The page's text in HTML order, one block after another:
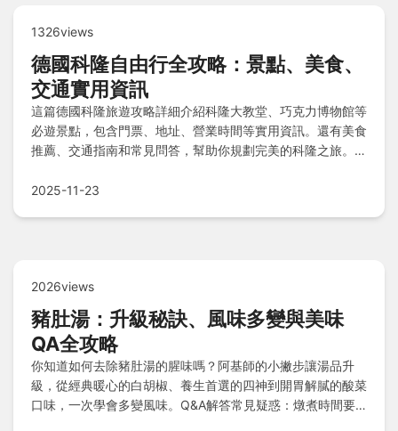
1326views
德國科隆自由行全攻略：景點、美食、
交通實用資訊
這篇德國科隆旅遊攻略詳細介紹科隆大教堂、巧克力博物館等
必遊景點，包含門票、地址、營業時間等實用資訊。還有美食
推薦、交通指南和常見問答，幫助你規劃完美的科隆之旅。從
2025-11-23
2026views
豬肚湯：升級秘訣、風味多變與美味
QA全攻略
你知道如何去除豬肚湯的腥味嗎？阿基師的小撇步讓湯品升
級，從經典暖心的白胡椒、養生首選的四神到開胃解膩的酸菜
口味，一次學會多變風味。Q&A解答常見疑惑：燉煮時間要